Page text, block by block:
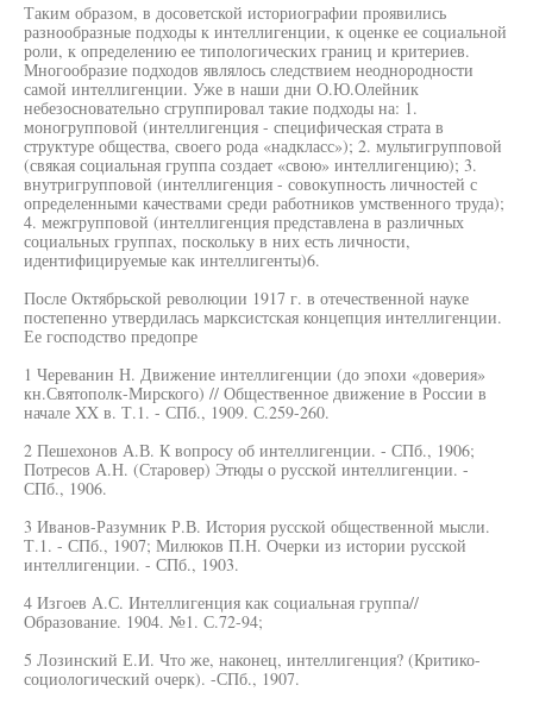
Таким образом, в досоветской историографии проявились
разнообразные подходы к интеллигенции, к оценке ее социальной
роли, к определению ее типологических границ и критериев.
Многообразие подходов являлось следствием неоднородности
самой интеллигенции. Уже в наши дни О.Ю.Олейник
небезосновательно сгруппировал такие подходы на: 1.
моногрупповой (интеллигенция - специфическая страта в
структуре общества, своего рода «надкласс»); 2. мультигрупповой
(свякая социальная группа создает «свою» интеллигенцию); 3.
внутригрупповой (интеллигенция - совокупность личностей с
определенными качествами среди работников умственного труда);
4. межгрупповой (интеллигенция представлена в различных
социальных группах, поскольку в них есть личности,
идентифицируемые как интеллигенты)6.
После Октябрьской революции 1917 г. в отечественной науке
постепенно утвердилась марксистская концепция интеллигенции.
Ее господство предопре
1 Череванин Н. Движение интеллигенции (до эпохи «доверия»
кн.Святополк-Мирского) // Общественное движение в России в
начале XX в. Т.1. - СПб., 1909. С.259-260.
2 Пешехонов А.В. К вопросу об интеллигенции. - СПб., 1906;
Потресов А.Н. (Старовер) Этюды о русской интеллигенции. -
СПб., 1906.
3 Иванов-Разумник Р.В. История русской общественной мысли.
Т.1. - СПб., 1907; Милюков П.Н. Очерки из истории русской
интеллигенции. - СПб., 1903.
4 Изгоев А.С. Интеллигенция как социальная группа//
Образование. 1904. №1. С.72-94;
5 Лозинский Е.И. Что же, наконец, интеллигенция? (Критико-
социологический очерк). -СПб., 1907.